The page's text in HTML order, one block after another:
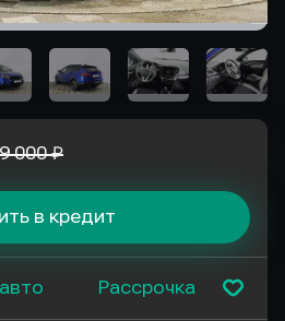
000 ₽
в кредит
Рассрочка